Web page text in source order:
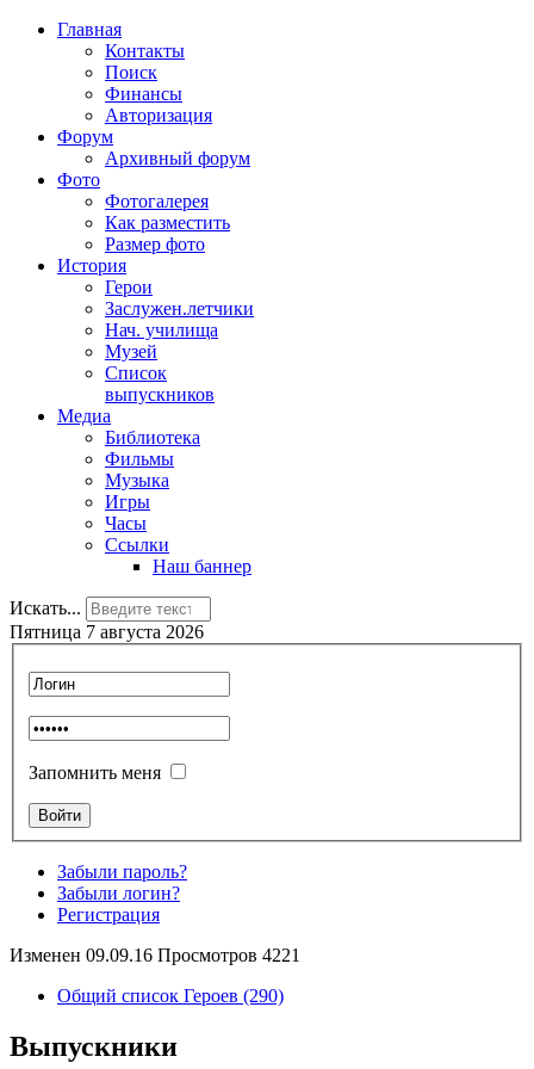
Главная
Контакты
Поиск
Финансы
Авторизация
Форум
Архивный форум
Фото
Фотогалерея
Как разместить
Размер фото
История
Герои
Заслужен.летчики
Нач. училища
Музей
Список
выпускников
Медиа
Библиотека
Фильмы
Музыка
Игры
Часы
Ссылки
Наш баннер
Искать...
Пятница 7 августа 2026
Запомнить меня
Забыли пароль?
Забыли логин?
Регистрация
Изменен 09.09.16 Просмотров 4221
Общий список Героев (290)
Выпускники